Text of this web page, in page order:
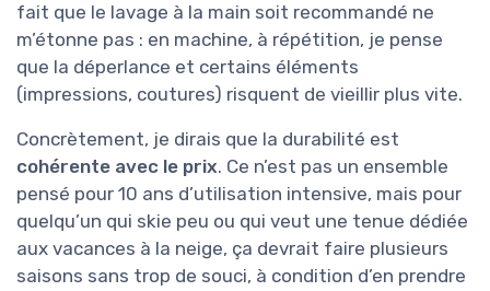
fait que le lavage à la main soit recommandé ne
m’étonne pas : en machine, à répétition, je pense
que la déperlance et certains éléments
(impressions, coutures) risquent de vieillir plus vite.
Concrètement, je dirais que la durabilité est
cohérente avec le prix. Ce n’est pas un ensemble
pensé pour 10 ans d’utilisation intensive, mais pour
quelqu’un qui skie peu ou qui veut une tenue dédiée
aux vacances à la neige, ça devrait faire plusieurs
saisons sans trop de souci, à condition d’en prendre